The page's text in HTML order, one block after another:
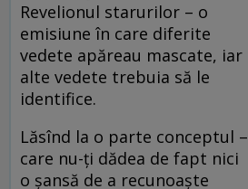
Revelionul starurilor – o
emisiune în care diferite
vedete apăreau mascate, iar
alte vedete trebuia să le
identifice.
Lăsînd la o parte conceptul –
care nu-ți dădea de fapt nici
o șansă de a recunoaște